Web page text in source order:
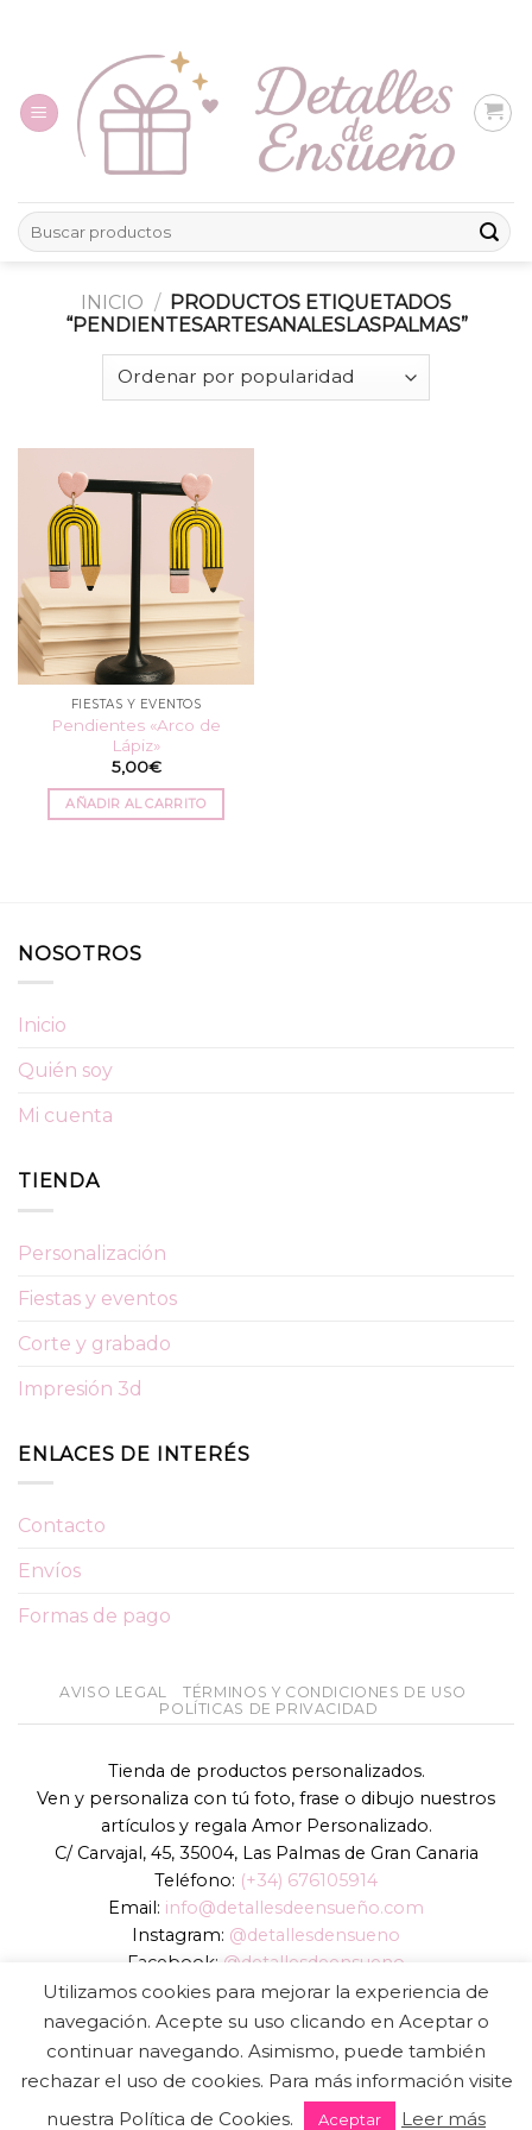
Buscar
por:
INICIO / PRODUCTOS ETIQUETADOS
“PENDIENTESARTESANALESLASPALMAS”
FIESTAS Y EVENTOS
Pendientes «Arco de
Lápiz»
5,00€
AÑADIR AL CARRITO
NOSOTROS
Inicio
Quién soy
Mi cuenta
TIENDA
Personalización
Fiestas y eventos
Corte y grabado
Impresión 3d
ENLACES DE INTERÉS
Contacto
Envíos
Formas de pago
AVISO LEGAL
TÉRMINOS Y CONDICIONES DE USO
POLÍTICAS DE PRIVACIDAD
Tienda de productos personalizados.
Ven y personaliza con tú foto, frase o dibujo nuestros
artículos y regala Amor Personalizado.
C/ Carvajal, 45, 35004, Las Palmas de Gran Canaria
Teléfono: (+34) 676105914
Email: info@detallesdeensueño.com
Instagram: @detallesdensueno
Facebook: @detallesdeensueno
TikTok: @detallesdensueno
Página web:www.detallesdeensueño.com
Copyright 2026 © DIGALOWEB.COM
Utilizamos cookies para mejorar la experiencia de
navegación. Acepte su uso clicando en Aceptar o
continuar navegando. Asimismo, puede también
rechazar el uso de cookies. Para más información visite
nuestra Política de Cookies.
Aceptar Leer más